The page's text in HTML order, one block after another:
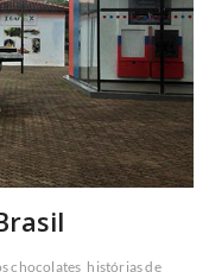
chocolates histórias de